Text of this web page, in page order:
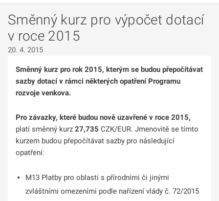
Směnný kurz pro výpočet dotací
v roce 2015
20. 4. 2015
Směnný kurz pro rok 2015, kterým se budou přepočítávat
sazby dotací v rámci některých opatření Programu
rozvoje venkova.
Pro závazky, které budou nově uzavřené v roce 2015,
platí směnný kurz 27,735 CZK/EUR. Jmenovitě se tímto
kurzem budou přepočítávat sazby pro následující
opatření:
M13 Platby pro oblasti s přírodními či jinými
zvláštními omezeními podle nařízení vlády č. 72/2015